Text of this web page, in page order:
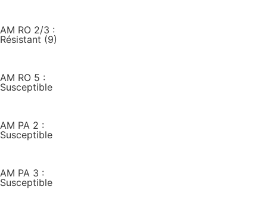
AM RO 2/3 :
Résistant (9)
AM RO 5 :
Susceptible
AM PA 2 :
Susceptible
AM PA 3 :
Susceptible